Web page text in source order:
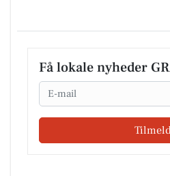
Få lokale nyheder
Email